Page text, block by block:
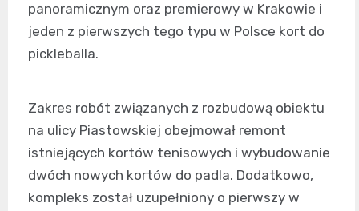
panoramicznym oraz premierowy w Krakowie i
jeden z pierwszych tego typu w Polsce kort do
pickleballa.
Zakres robót związanych z rozbudową obiektu
na ulicy Piastowskiej obejmował remont
istniejących kortów tenisowych i wybudowanie
dwóch nowych kortów do padla. Dodatkowo,
kompleks został uzupełniony o pierwszy w